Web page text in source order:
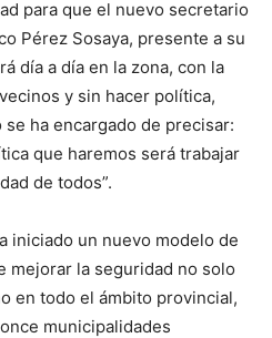
para que el nuevo secretario
Pérez Sosaya, presente a su
día a día en la zona, con la
y sin hacer política,
ha encargado de precisar:
que haremos será trabajar
de todos”.
iniciado un nuevo modelo de
mejorar la seguridad no solo
en todo el ámbito provincial,
municipalidades